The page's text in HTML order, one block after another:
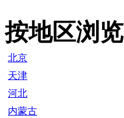
按地区浏览
北京
天津
河北
内蒙古